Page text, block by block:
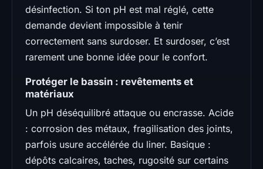
désinfection. Si ton pH est mal réglé, cette
demande devient impossible à tenir
correctement sans surdoser. Et surdoser, c’est
rarement une bonne idée pour le confort.
Protéger le bassin : revêtements et
matériaux
Un pH déséquilibré attaque ou encrasse. Acide
: corrosion des métaux, fragilisation des joints,
parfois usure accélérée du liner. Basique :
dépôts calcaires, taches, rugosité sur certains